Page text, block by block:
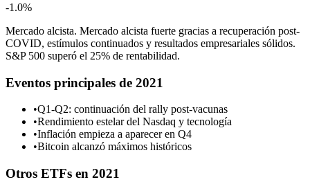
-1.0%
Mercado alcista. Mercado alcista fuerte gracias a recuperación post-
COVID, estímulos continuados y resultados empresariales sólidos.
S&P 500 superó el 25% de rentabilidad.
Eventos principales de 2021
•Q1-Q2: continuación del rally post-vacunas
•Rendimiento estelar del Nasdaq y tecnología
•Inflación empieza a aparecer en Q4
•Bitcoin alcanzó máximos históricos
Otros ETFs en 2021